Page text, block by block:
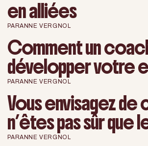
en alliées
PARANNE VERGNOL
Comment un
développer votre
PARANNE VERGNOL
Vous envisagez de
n’êtes pas sûr que
PARANNE VERGNOL